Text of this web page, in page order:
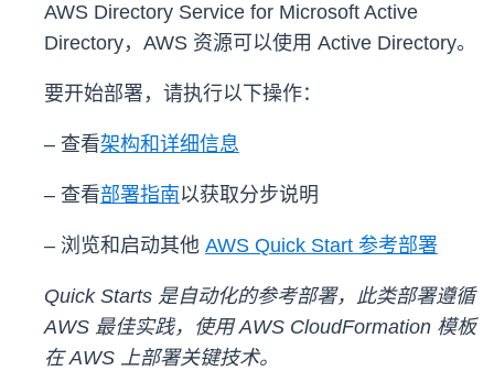
AWS Directory Service for Microsoft Active
Directory，AWS 资源可以使用 Active Directory。
要开始部署，请执行以下操作：
– 查看架构和详细信息
– 查看部署指南以获取分步说明
– 浏览和启动其他 AWS Quick Start 参考部署
Quick Starts 是自动化的参考部署，此类部署遵循
AWS 最佳实践，使用 AWS CloudFormation 模板
在 AWS 上部署关键技术。